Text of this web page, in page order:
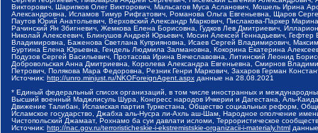
Викторович, Шарипков Олег Викторович, Мальсагов Муса Асланович, Мошель Ирина
Александровна, Исламов Тимур Рифгатович, Романова Ольга Евгеньевна, Щаров
Паутов Юрий Анатольевич, Верховский Александр Маркович, Пислакова-Паркер
Рачинский Ян Збигневич, Жемкова Елена Борисовна, Гудков Лев Дмитриевич,
Николай Алексеевич, Блинушов Андрей Юрьевич, Мосин Алексей Геннадьевич,
Владимировна, Баженова Светлана Куприяновна, Исаев Сергей Владимирович,
Буртина Елена Юрьевна, Гендель Людмила Залмановна, Кокорина Екатерина
Подузов Сергей Васильевич, Протасова Ирина Вячеславовна, Литинский Леонид
Добровольская Анна Дмитриевна, Королева Александра Евгеньевна, Смирнов
Петрович, Полякова Мара Федоровна, Резник Генри Маркович, Захаров Герман
Источник: http://unro.minjust.ru/NKOForeignAgent.aspx данные на 28.08.2021
* Единый федеральный список организаций, в том числе иностранных и
Высший военный Маджлисуль Шура, Конгресс народов Ичкерии и Дагестана, Аль-
Движение Талибан, Исламская партия Туркестана, Общество социальных реформ,
Исламское государство, Джабха аль-Нусра ли-Ахль аш-Шам, Народное ополчение
Чистопольский Джамаат, Рохнамо ба суи давлати исломи, Террористическое
Источник: http://nac.gov.ru/terroristicheskie-i-ekstremistskie-organizacii-i-materialy.html